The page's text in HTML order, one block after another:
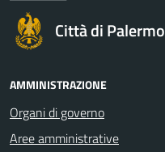
Città di Palermo
AMMINISTRAZIONE
Organi di governo
Aree amministrative